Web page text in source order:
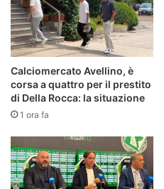
Calciomercato Avellino, è
corsa a quattro per il prestito
di Della Rocca: la situazione
1 ora fa